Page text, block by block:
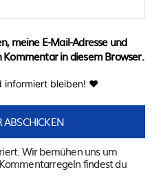
meine E-Mail-Adresse und
in diesem Browser.
informiert bleiben! ♥
Wir bemühen uns um
findest du